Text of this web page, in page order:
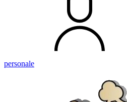
personale